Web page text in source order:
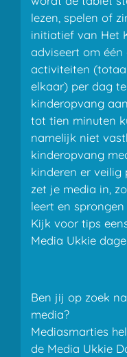
lezen, spelen of
initiatief van Het
adviseert om
activiteiten
elkaar) per dag
kinderopvang
tot tien minuten
namelijk niet
kinderopvang
kinderen er veilig
zet je media in,
leert en
Kijk voor tips
Media Ukkie
Ben jij op zoek
media?
Mediasmarties
de Media Ukkie